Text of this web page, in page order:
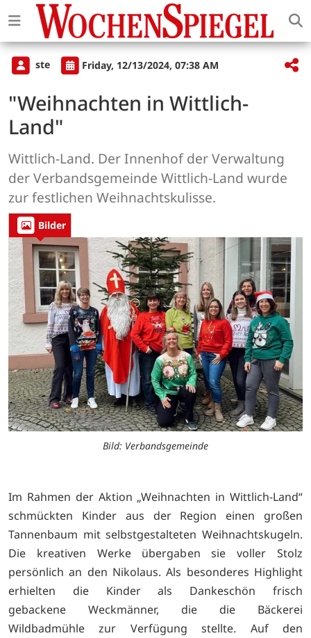
ste Friday, 12/13/2024, 07:38 AM
"Weihnachten in Wittlich-
Land"
Wittlich-Land. Der Innenhof der Verwaltung
der Verbandsgemeinde Wittlich-Land wurde
zur festlichen Weihnachtskulisse.
Bilder
Bild: Verbandsgemeinde
Im Rahmen der Aktion „Weihnachten in Wittlich-Land“
schmückten Kinder aus der Region einen großen
Tannenbaum mit selbstgestalteten Weihnachtskugeln.
Die kreativen Werke übergaben sie voller Stolz
persönlich an den Nikolaus. Als besonderes Highlight
erhielten die Kinder als Dankeschön frisch
gebackene Weckmänner, die die Bäckerei
Wildbadmühle zur Verfügung stellte. Auf den